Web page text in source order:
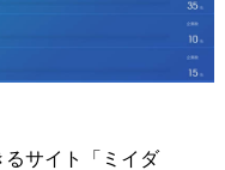
るサイト「ミイダ